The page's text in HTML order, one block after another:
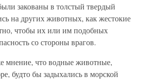
закованы в толстый твердый
на других животных, как жестокие
чтобы их или им подобных
со стороны врагов.
мнение, что водные животные,
будто бы задыхались в морской